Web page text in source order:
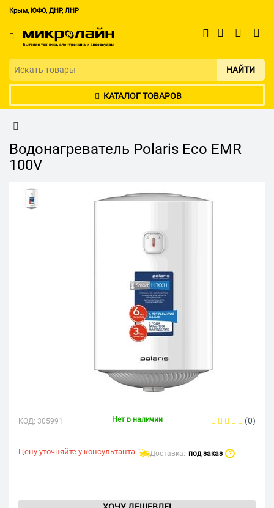
Крым, ЮФО, ДНР, ЛНР
НАЙТИ
КАТАЛОГ ТОВАРОВ
Водонагреватель Polaris Eco EMR
100V
КОД: 305991 Нет в наличии (0)
Цену уточняйте у консультанта Доставка: под заказ ?